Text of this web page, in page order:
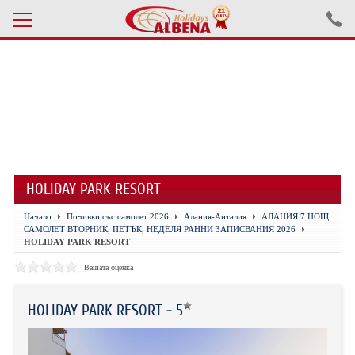
ЕКСКУРЗИИ САМОЛЕТ
ЕКСКУРЗИИ АВТОБУС
БЪЛГАРИЯ
ТУРЦИЯ С КОЛА
HOLIDAY PARK RESORT
Начало Почивки със самолет 2026 Алания-Анталия
АЛАНИЯ 7 НОЩ.
САМОЛЕТ ВТОРНИК, ПЕТЪК, НЕДЕЛЯ РАННИ ЗАПИСВАНИЯ 2026
HOLIDAY PARK RESORT
Вашата оценка
HOLIDAY PARK RESORT - 5